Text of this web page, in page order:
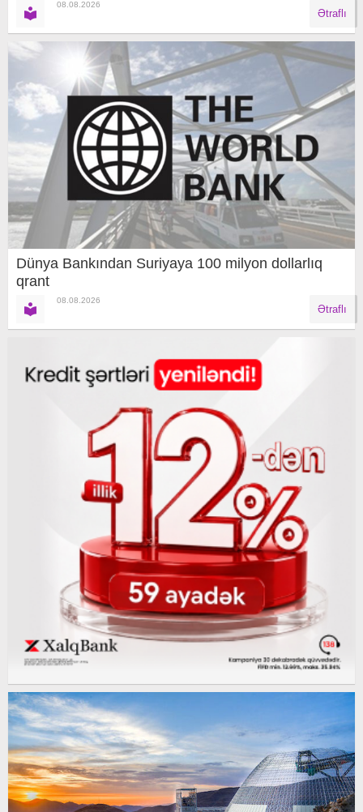
08.08.2026
Ətraflı
Dünya Bankından Suriyaya 100 milyon dollarlıq
qrant
08.08.2026
Ətraflı